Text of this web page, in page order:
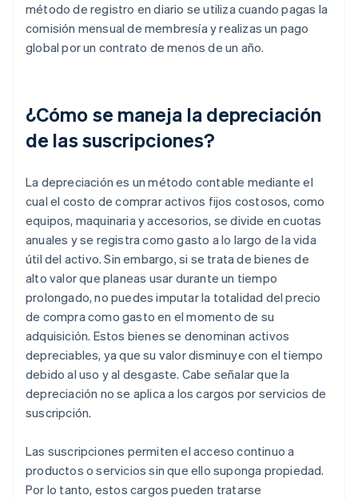
método de registro en diario se utiliza cuando pagas la
comisión mensual de membresía y realizas un pago
global por un contrato de menos de un año.
¿Cómo se maneja la depreciación
de las suscripciones?
La depreciación es un método contable mediante el
cual el costo de comprar activos fijos costosos, como
equipos, maquinaria y accesorios, se divide en cuotas
anuales y se registra como gasto a lo largo de la vida
útil del activo. Sin embargo, si se trata de bienes de
alto valor que planeas usar durante un tiempo
prolongado, no puedes imputar la totalidad del precio
de compra como gasto en el momento de su
adquisición. Estos bienes se denominan activos
depreciables, ya que su valor disminuye con el tiempo
debido al uso y al desgaste. Cabe señalar que la
depreciación no se aplica a los cargos por servicios de
suscripción.
Las suscripciones permiten el acceso continuo a
productos o servicios sin que ello suponga propiedad.
Por lo tanto, estos cargos pueden tratarse